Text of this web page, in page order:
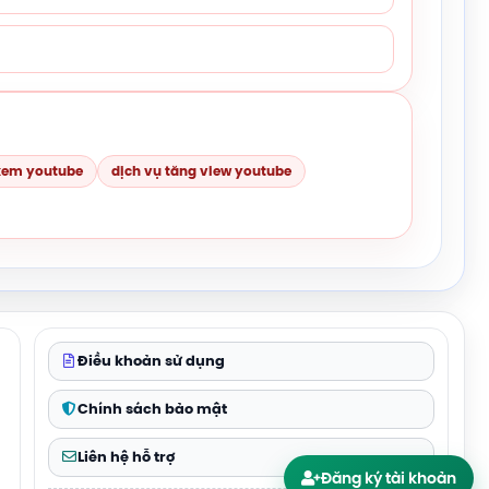
youtube dịch vụ tăng view youtube
Điều khoản sử dụng
Chính sách bảo mật
Liên hệ hỗ trợ
Đăng ký tài khoản